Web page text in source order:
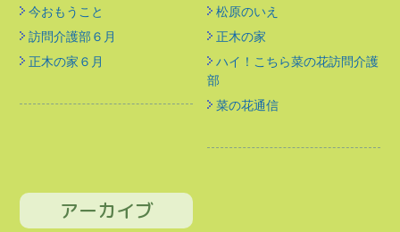
今おもうこと
訪問介護部６月
正木の家６月
松原のいえ
正木の家
ハイ！こちら菜の花訪問介護
部
菜の花通信
アーカイブ